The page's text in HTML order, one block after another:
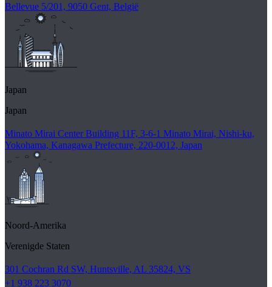
Bellevue 5/201, 9050 Gent, België
Japan
Japan
Minato Mirai Center Building 11F, 3-6-1 Minato Mirai, Nishi-ku,
Yokohama, Kanagawa Prefecture, 220-0012, Japan
Noord-Amerika
Verenigde Staten
301 Cochran Rd SW, Huntsville, AL 35824, VS
+1 938 223 3070